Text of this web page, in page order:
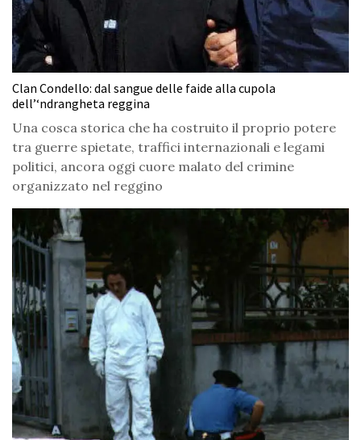
Clan Condello: dal sangue delle faide alla cupola
dell’‘ndrangheta reggina
Una cosca storica che ha costruito il proprio potere
tra guerre spietate, traffici internazionali e legami
politici, ancora oggi cuore malato del crimine
organizzato nel reggino